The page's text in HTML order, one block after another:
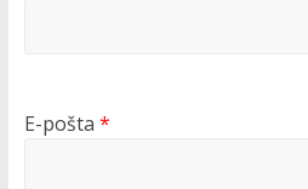
E-pošta *